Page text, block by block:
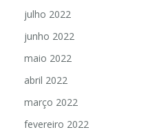
julho 2022
junho 2022
maio 2022
abril 2022
março 2022
fevereiro 2022